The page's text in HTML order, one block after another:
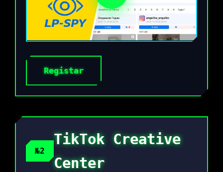
Registar
№2
TikTok Creative
Center